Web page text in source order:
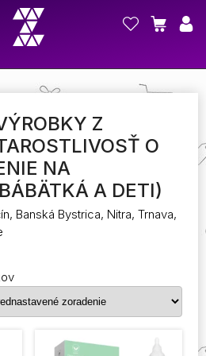
Z
O
NA
A DETI)
Banská Bystrica, Nitra, Trnava,